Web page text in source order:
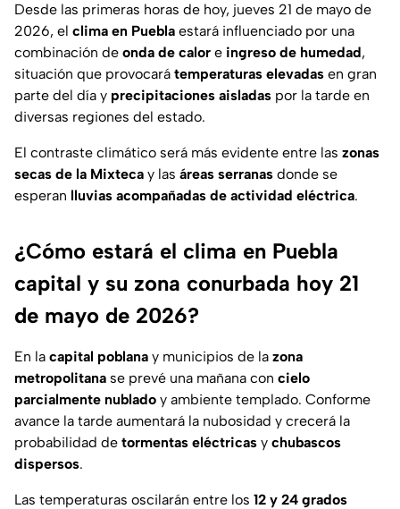
Desde las primeras horas de hoy, jueves 21 de mayo de
2026, el clima en Puebla estará influenciado por una
combinación de onda de calor e ingreso de humedad,
situación que provocará temperaturas elevadas en gran
parte del día y precipitaciones aisladas por la tarde en
diversas regiones del estado.
El contraste climático será más evidente entre las zonas
secas de la Mixteca y las áreas serranas donde se
esperan lluvias acompañadas de actividad eléctrica.
¿Cómo estará el clima en Puebla
capital y su zona conurbada hoy 21
de mayo de 2026?
En la capital poblana y municipios de la zona
metropolitana se prevé una mañana con cielo
parcialmente nublado y ambiente templado. Conforme
avance la tarde aumentará la nubosidad y crecerá la
probabilidad de tormentas eléctricas y chubascos
dispersos.
Las temperaturas oscilarán entre los 12 y 24 grados